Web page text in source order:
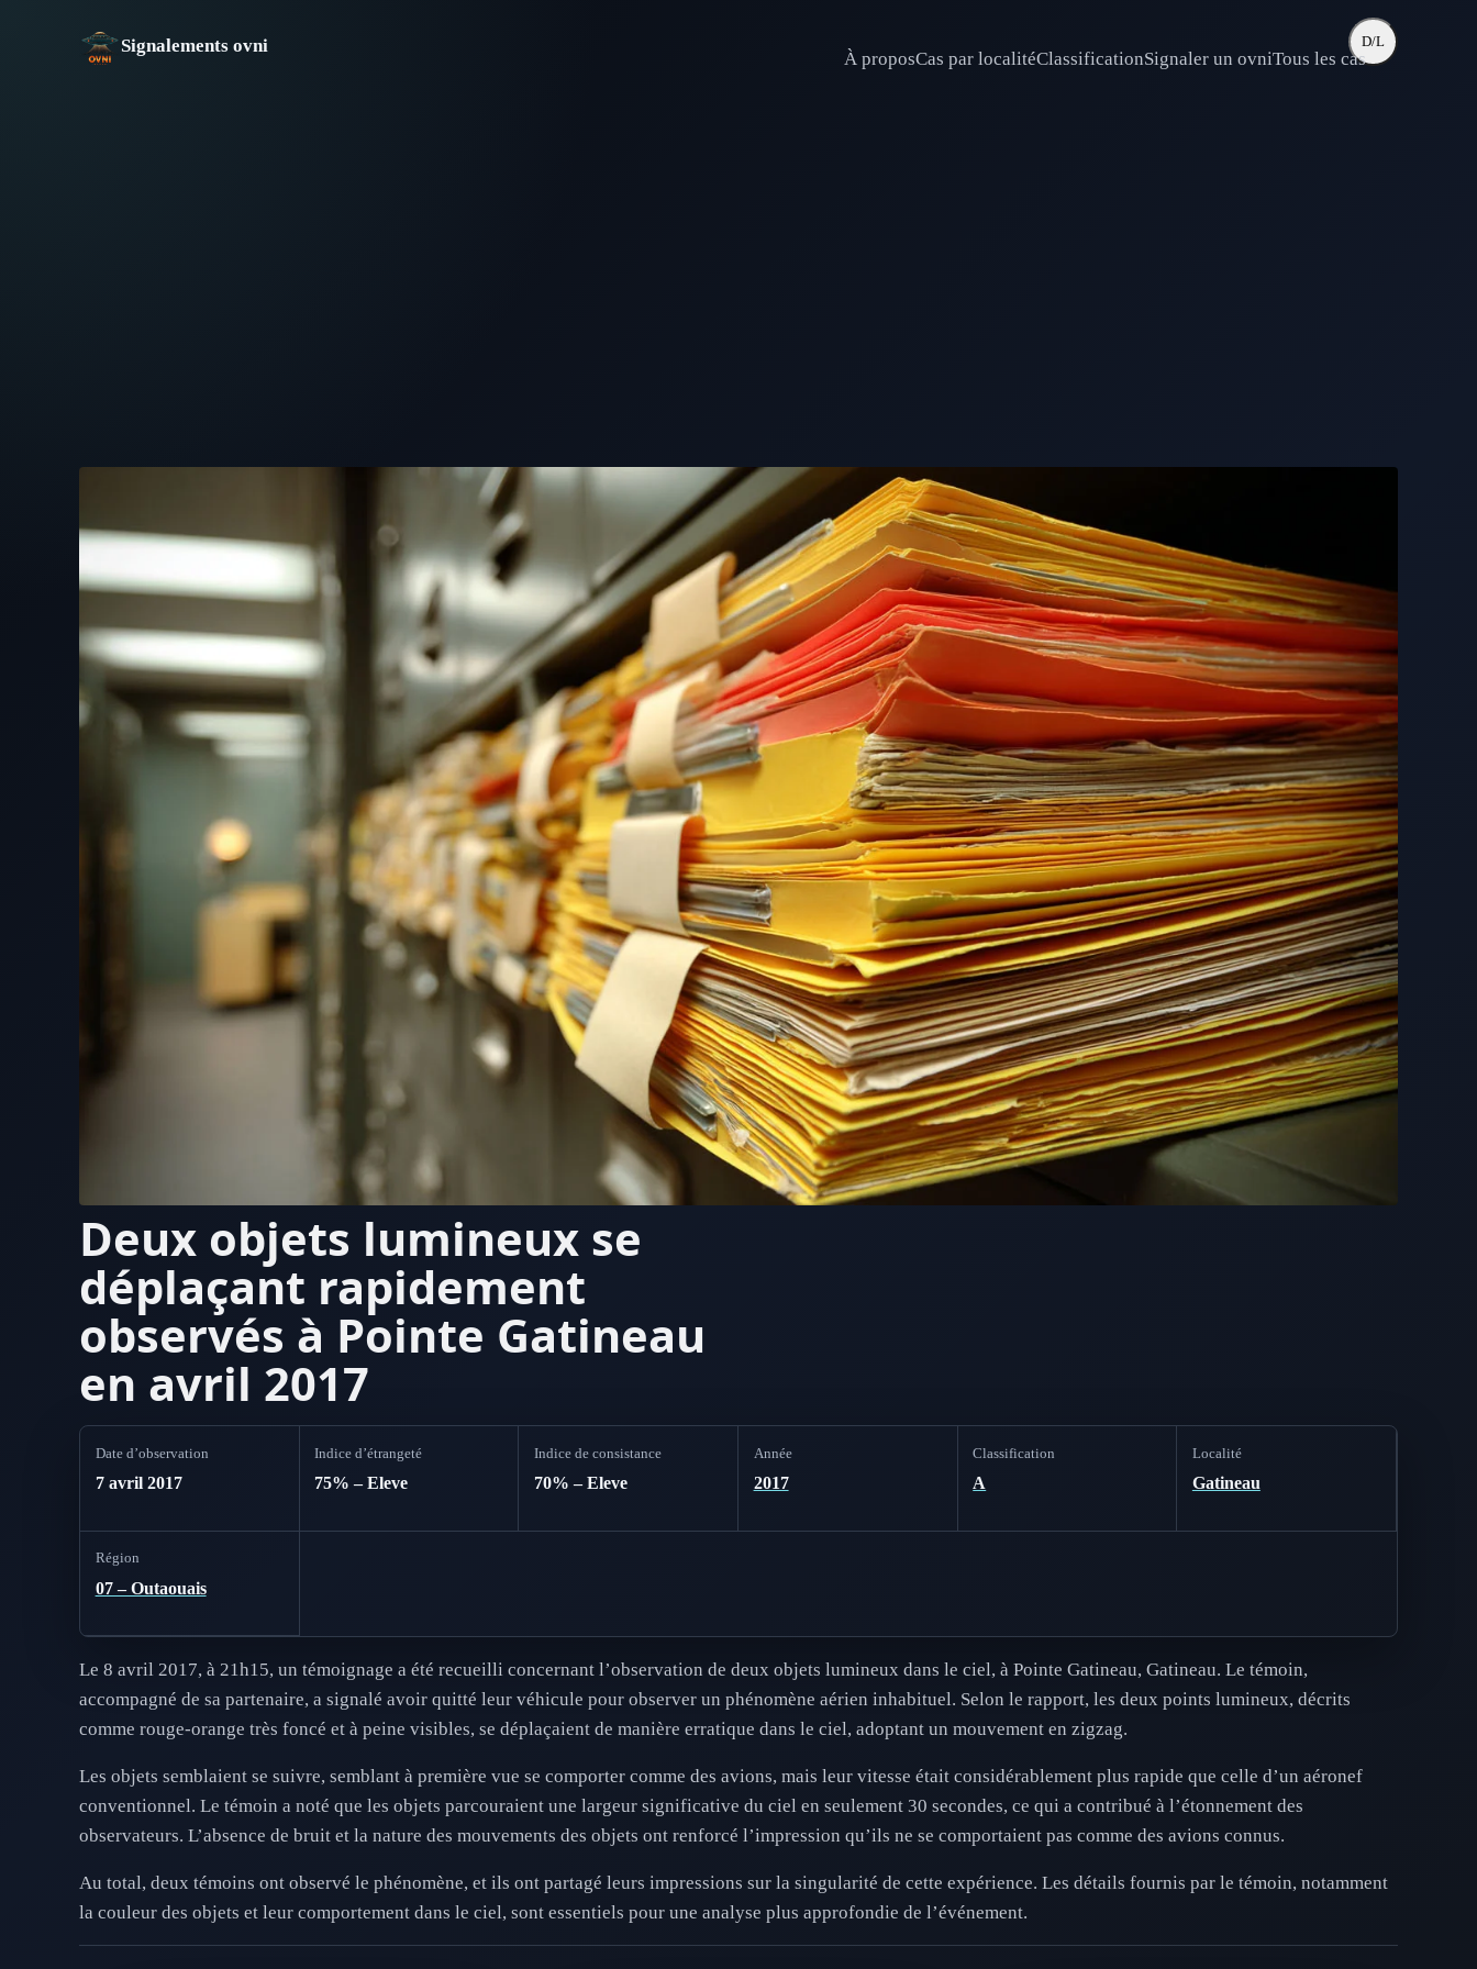
Signalements ovni
À proposCas par localitéClassificationSignaler un ovniTous les cas
D/L
Deux objets lumineux se
déplaçant rapidement
observés à Pointe Gatineau
en avril 2017
Date d’observation
7 avril 2017
Indice d’étrangeté
75% – Eleve
Indice de consistance
70% – Eleve
Année
2017
Classification
A
Localité
Gatineau
Région
07 – Outaouais
Le 8 avril 2017, à 21h15, un témoignage a été recueilli concernant l’observation de deux objets lumineux dans le ciel, à Pointe Gatineau, Gatineau. Le témoin,
accompagné de sa partenaire, a signalé avoir quitté leur véhicule pour observer un phénomène aérien inhabituel. Selon le rapport, les deux points lumineux, décrits
comme rouge-orange très foncé et à peine visibles, se déplaçaient de manière erratique dans le ciel, adoptant un mouvement en zigzag.
Les objets semblaient se suivre, semblant à première vue se comporter comme des avions, mais leur vitesse était considérablement plus rapide que celle d’un aéronef
conventionnel. Le témoin a noté que les objets parcouraient une largeur significative du ciel en seulement 30 secondes, ce qui a contribué à l’étonnement des
observateurs. L’absence de bruit et la nature des mouvements des objets ont renforcé l’impression qu’ils ne se comportaient pas comme des avions connus.
Au total, deux témoins ont observé le phénomène, et ils ont partagé leurs impressions sur la singularité de cette expérience. Les détails fournis par le témoin, notamment
la couleur des objets et leur comportement dans le ciel, sont essentiels pour une analyse plus approfondie de l’événement.